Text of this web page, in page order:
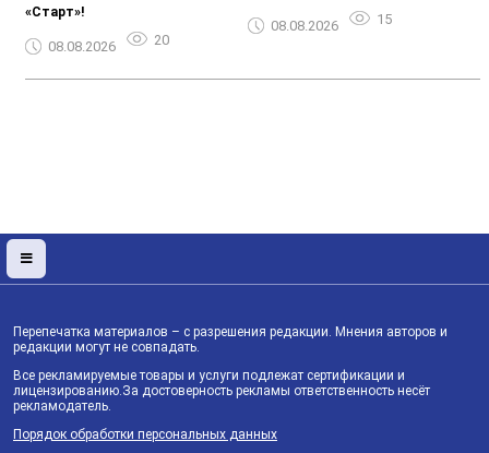
«Старт»!
08.08.2026 20
08.08.2026 15
Перепечатка материалов – с разрешения редакции. Мнения авторов и
редакции могут не совпадать.
Все рекламируемые товары и услуги подлежат сертификации и
лицензированию.За достоверность рекламы ответственность несёт
рекламодатель.
Порядок обработки персональных данных